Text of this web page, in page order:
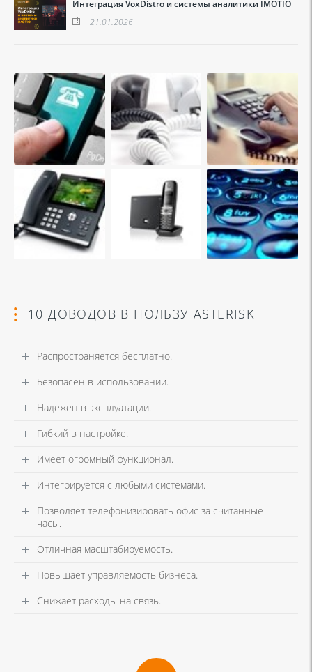
Интеграция VoxDistro и системы аналитики IMOTIO
21.01.2026
10 ДОВОДОВ В ПОЛЬЗУ ASTERISK
Распространяется бесплатно.
Безопасен в использовании.
Надежен в эксплуатации.
Гибкий в настройке.
Имеет огромный функционал.
Интегрируется с любыми системами.
Позволяет телефонизировать офис за считанные
часы.
Отличная масштабируемость.
Повышает управляемость бизнеса.
Снижает расходы на связь.